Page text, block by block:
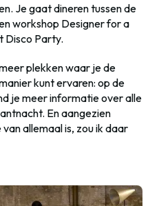
Je gaat dineren tussen de
workshop Designer for a
Disco Party.
plekken waar je de
kunt ervaren: op de
je meer informatie over alle
En aangezien
allemaal is, zou ik daar